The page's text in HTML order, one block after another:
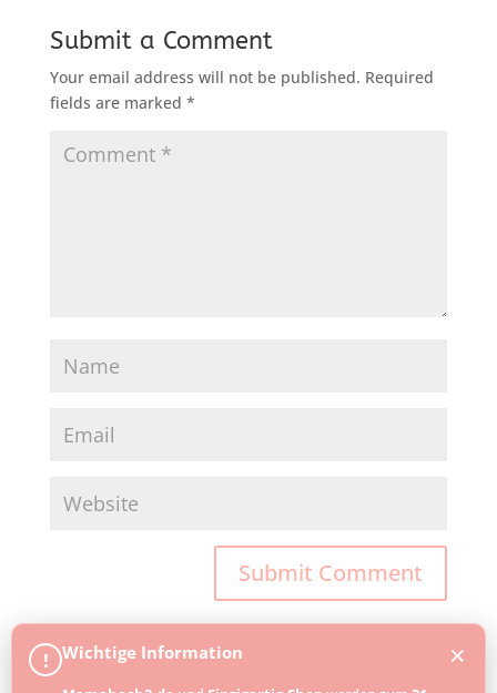
Submit a Comment
Your email address will not be published. Required
fields are marked *
! Wichtige Information ×